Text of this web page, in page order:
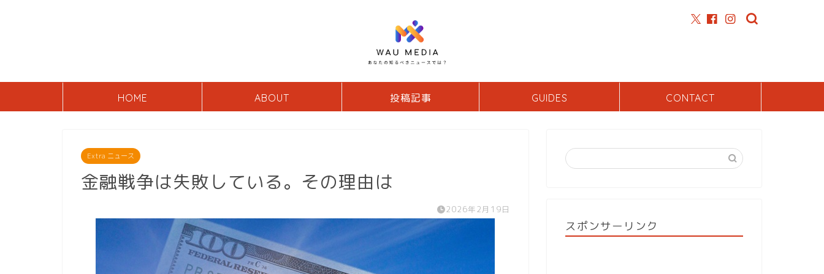
HOME ABOUT 投稿記事 GUIDES CONTACT
Extra ニュース
金融戦争は失敗している。その理由は
2026年2月19日
スポンサーリンク